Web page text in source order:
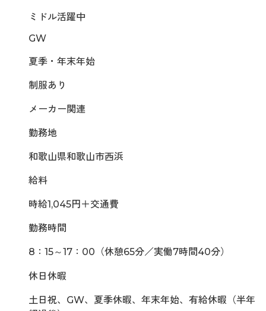
ミドル活躍中
GW
夏季・年末年始
制服あり
メーカー関連
勤務地
和歌山県和歌山市西浜
給料
時給1,045円＋交通費
勤務時間
8：15～17：00（休憩65分／実働7時間40分）
休日休暇
土日祝、GW、夏季休暇、年末年始、有給休暇（半年